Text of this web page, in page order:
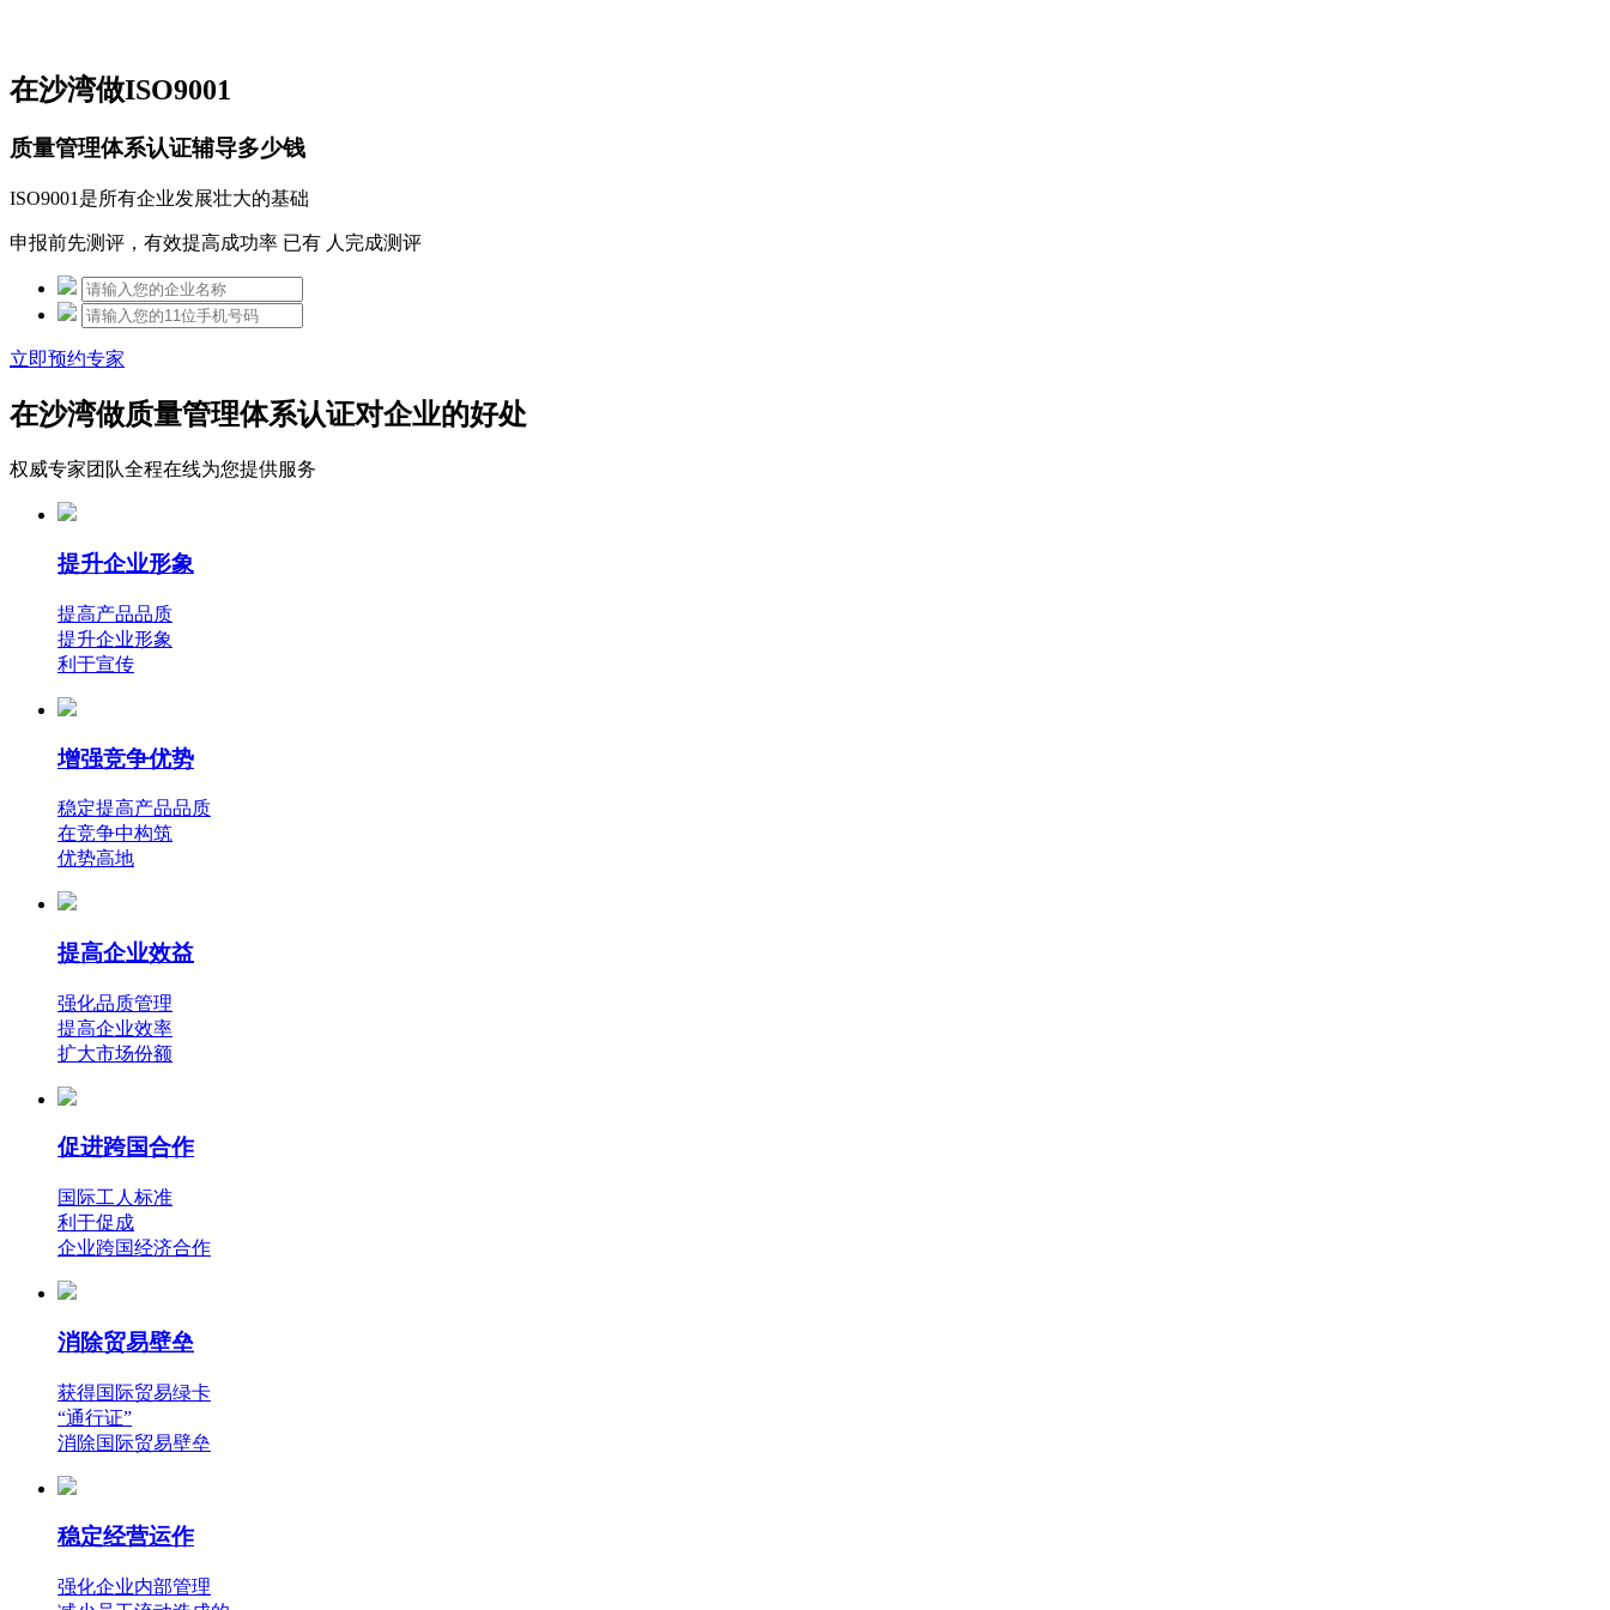
在沙湾做ISO9001
质量管理体系认证辅导多少钱
ISO9001是所有企业发展壮大的基础
申报前先测评，有效提高成功率 已有 人完成测评
立即预约专家
在沙湾做质量管理体系认证对企业的好处
权威专家团队全程在线为您提供服务
提升企业形象
提高产品品质
提升企业形象
利于宣传
增强竞争优势
稳定提高产品品质
在竞争中构筑
优势高地
提高企业效益
强化品质管理
提高企业效率
扩大市场份额
促进跨国合作
国际工人标准
利于促成
企业跨国经济合作
消除贸易壁垒
获得国际贸易绿卡
“通行证”
消除国际贸易壁垒
稳定经营运作
强化企业内部管理